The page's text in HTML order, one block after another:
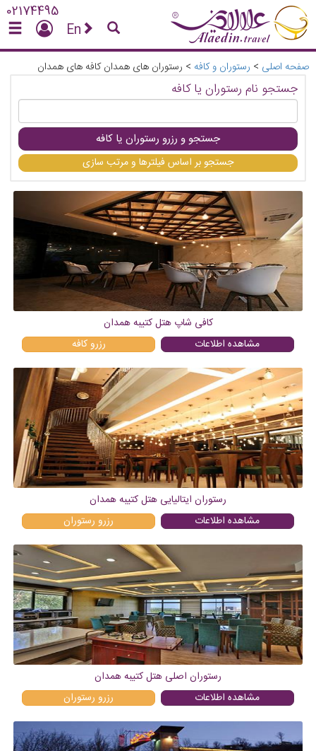
02174495
En
صفحه اصلی > رستوران و کافه > رستوران های همدان کافه های همدان
جستجو نام رستوران یا کافه
جستجو و رزرو رستوران یا کافه
جستجو بر اساس فیلترها و مرتب سازی
کافی شاپ هتل کتیبه همدان
مشاهده اطلاعات
رزروكافه
رستوران ایتالیایی هتل کتیبه همدان
مشاهده اطلاعات
رزرو رستوران
رستوران اصلی هتل کتیبه همدان
مشاهده اطلاعات
رزرو رستوران